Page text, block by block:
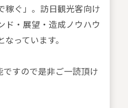
稼ぐ」。訪日観光客向け
ド・展望・造成ノウハウ
っています。
すので是非ご一読頂け